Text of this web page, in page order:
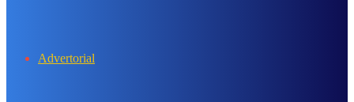
Advertorial